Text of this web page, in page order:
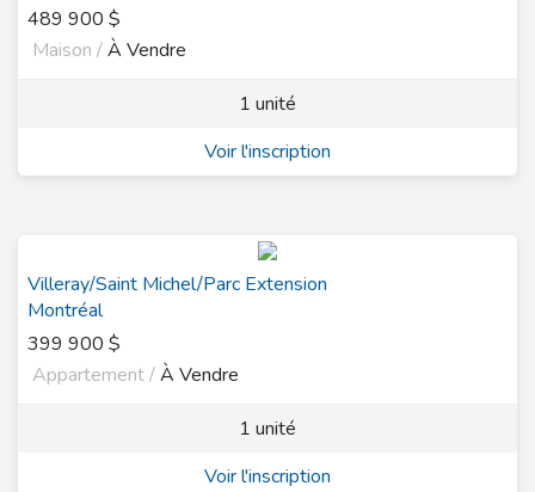
489 900 $
Maison /À Vendre
1 unité
Voir l'inscription
Villeray/Saint Michel/Parc Extension
Montréal
399 900 $
Appartement /À Vendre
1 unité
Voir l'inscription